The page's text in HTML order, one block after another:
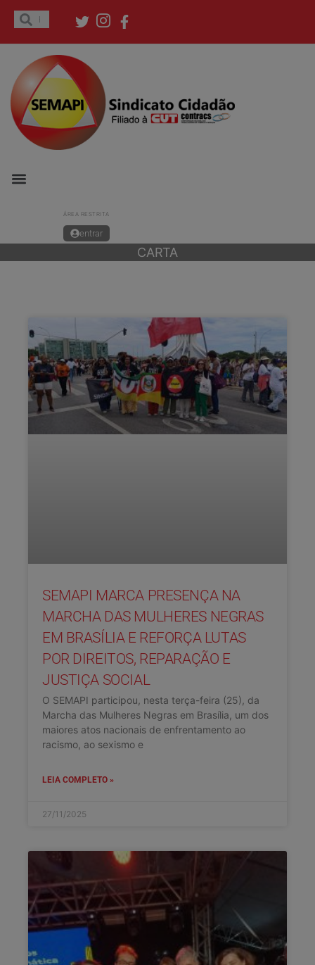
ÁREA RESTRITA
entrar
CARTA
SEMAPI MARCA PRESENÇA NA
MARCHA DAS MULHERES NEGRAS
EM BRASÍLIA E REFORÇA LUTAS
POR DIREITOS, REPARAÇÃO E
JUSTIÇA SOCIAL
O SEMAPI participou, nesta terça-feira (25), da
Marcha das Mulheres Negras em Brasília, um dos
maiores atos nacionais de enfrentamento ao
racismo, ao sexismo e
LEIA COMPLETO »
27/11/2025